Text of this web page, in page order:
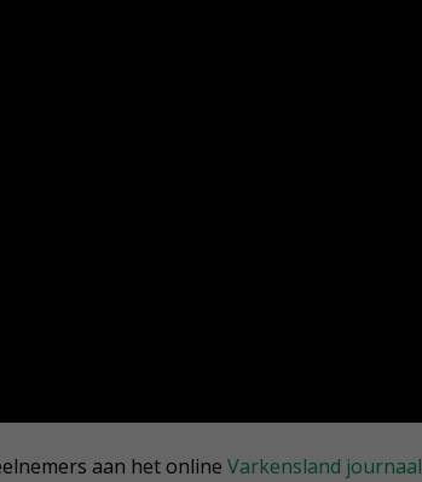
aan het online Varkensland journaal